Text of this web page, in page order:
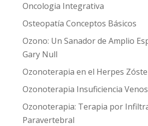
Oncologia Integrativa
Osteopatía Conceptos Básicos
Ozono: Un Sanador de Amplio
Gary Null
Ozonoterapia en el Herpes
Ozonoterapia Insuficiencia
Ozonoterapia: Terapia por
Paravertebral